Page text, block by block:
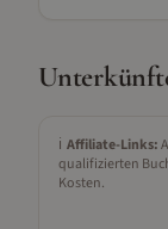
ℹ️ Affiliate-Links:
qualifizierten
Kosten.